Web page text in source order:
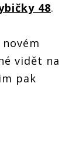
48.
vidět na
pak